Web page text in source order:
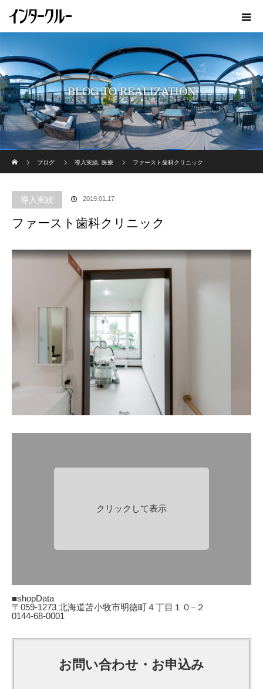
BLOG TO REALIZATION
ブログ
導入実績 医療 ファースト歯科クリニック
導入実績 2019.01.17
ファースト歯科クリニック
クリックして表示
■shopData
〒059-1273 北海道苫小牧市明徳町４丁目１０−２
0144-68-0001
お問い合わせ・お申込み